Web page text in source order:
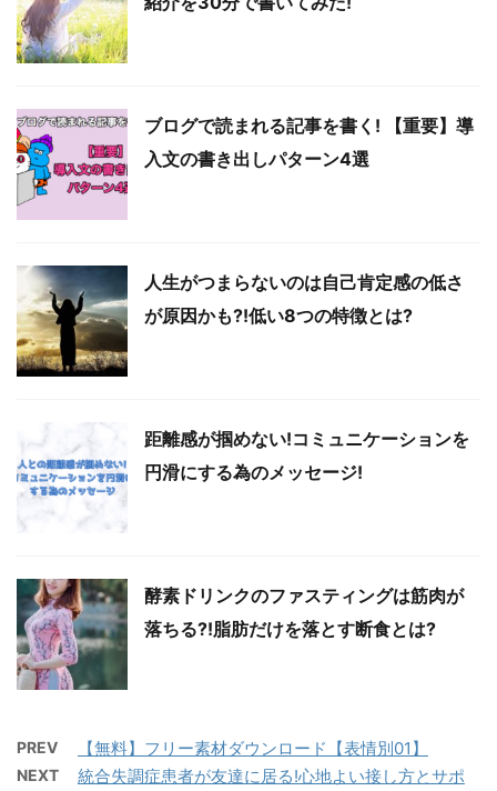
ブログで読まれる記事を書く! 【重要】導
入文の書き出しパターン4選
人生がつまらないのは自己肯定感の低さ
が原因かも?!低い8つの特徴とは?
距離感が掴めない!コミュニケーションを
円滑にする為のメッセージ!
酵素ドリンクのファスティングは筋肉が
落ちる?!脂肪だけを落とす断食とは?
PREV 【無料】フリー素材ダウンロード【表情別01】
NEXT
統合失調症患者が友達に居る!心地よい接し方とサポ